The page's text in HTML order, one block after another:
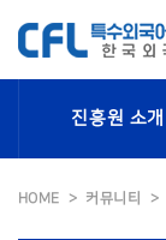
진흥원 소개
HOME 커뮤니티